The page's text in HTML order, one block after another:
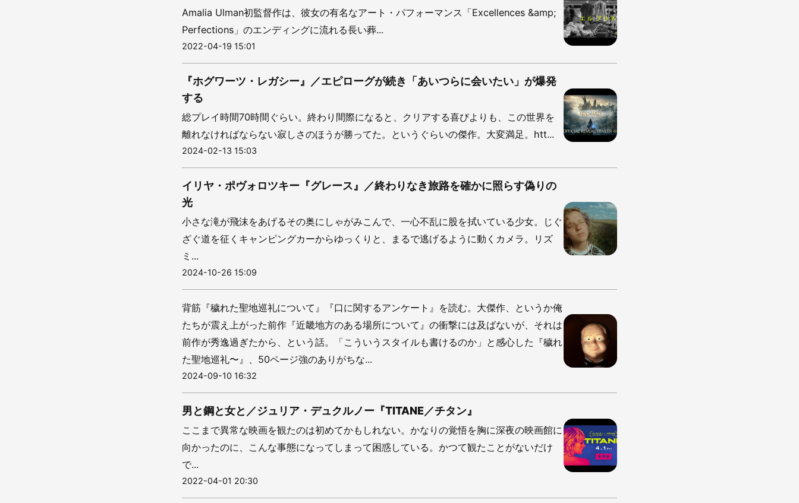
Amalia Ulman初監督作は、彼女の有名なアート・パフォーマンス「Excellences &amp;
Perfections」のエンディングに流れる長い葬...
2022-04-19 15:01
『ホグワーツ・レガシー』／エピローグが続き「あいつらに会いたい」が爆発
する
総プレイ時間70時間ぐらい。終わり間際になると、クリアする喜びよりも、この世界を
離れなければならない寂しさのほうが勝ってた。というぐらいの傑作。大変満足。htt...
2024-02-13 15:03
イリヤ・ポヴォロツキー『グレース』／終わりなき旅路を確かに照らす偽りの
光
小さな滝が飛沫をあげるその奥にしゃがみこんで、一心不乱に股を拭いている少女。じぐ
ざぐ道を征くキャンピングカーからゆっくりと、まるで逃げるように動くカメラ。リズ
ミ...
2024-10-26 15:09
背筋『穢れた聖地巡礼について』『口に関するアンケート』を読む。大傑作、というか俺
たちが震え上がった前作『近畿地方のある場所について』の衝撃には及ばないが、それは
前作が秀逸過ぎたから、という話。「こういうスタイルも書けるのか」と感心した『穢れ
た聖地巡礼〜』、50ページ強のありがちな...
2024-09-10 16:32
男と鋼と女と／ジュリア・デュクルノー『TITANE／チタン』
ここまで異常な映画を観たのは初めてかもしれない。かなりの覚悟を胸に深夜の映画館に
向かったのに、こんな事態になってしまって困惑している。かつて観たことがないだけ
で...
2022-04-01 20:30